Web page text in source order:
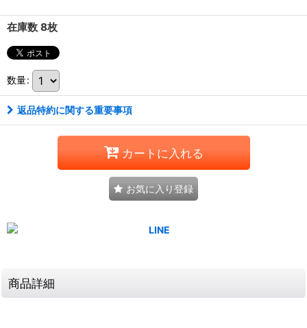
在庫数 8枚
数量:
返品特約に関する重要事項
カートに入れる
お気に入り登録
商品詳細